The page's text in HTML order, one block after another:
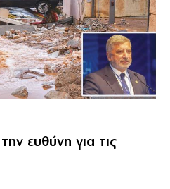
ευθύνη για τις